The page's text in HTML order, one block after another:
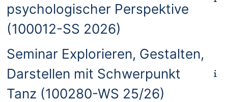
psychologischer Perspektive
(100012-SS 2026)
Seminar Explorieren, Gestalten,
Darstellen mit Schwerpunkt
Tanz (100280-WS 25/26)